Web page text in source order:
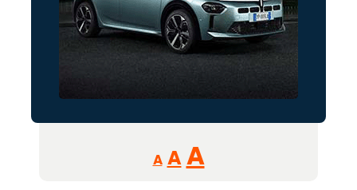
A
Reducir
tamaño
A Restablecer
AAumentar